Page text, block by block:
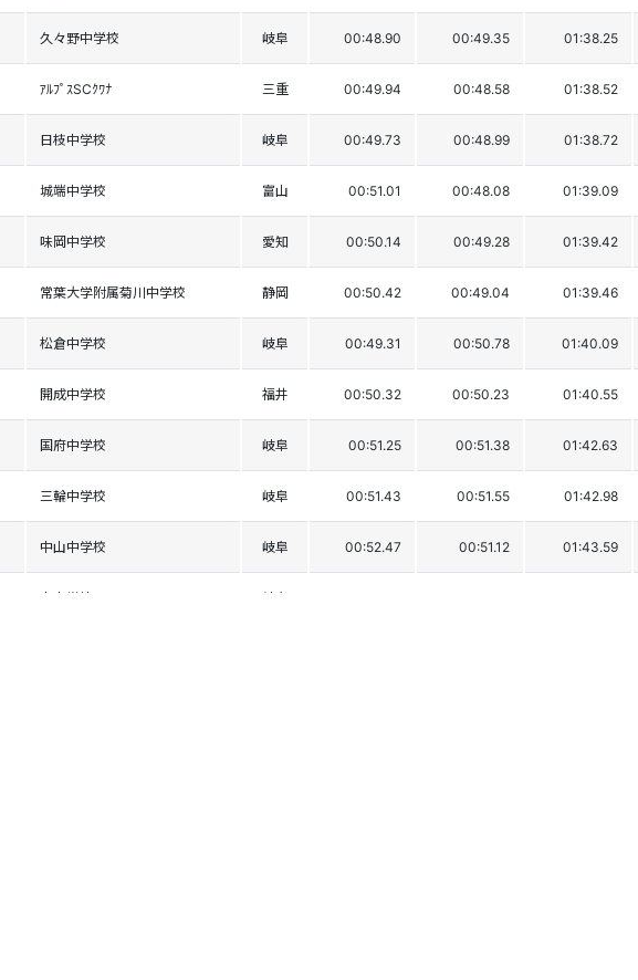
久々野中学校 岐阜 00:48.90 00:49.35 01:38.25
ｱﾙﾌﾟｽSCｸﾜﾅ 三重 00:49.94 00:48.58 01:38.52
日枝中学校 岐阜 00:49.73 00:48.99 01:38.72
城端中学校 富山 00:51.01 00:48.08 01:39.09
味岡中学校 愛知 00:50.14 00:49.28 01:39.42
常葉大学附属菊川中学校 静岡 00:50.42 00:49.04 01:39.46
松倉中学校 岐阜 00:49.31 00:50.78 01:40.09
開成中学校 福井 00:50.32 00:50.23 01:40.55
国府中学校 岐阜 00:51.25 00:51.38 01:42.63
三輪中学校 岐阜 00:51.43 00:51.55 01:42.98
中山中学校 岐阜 00:52.47 00:51.12 01:43.59
宮中学校 岐阜